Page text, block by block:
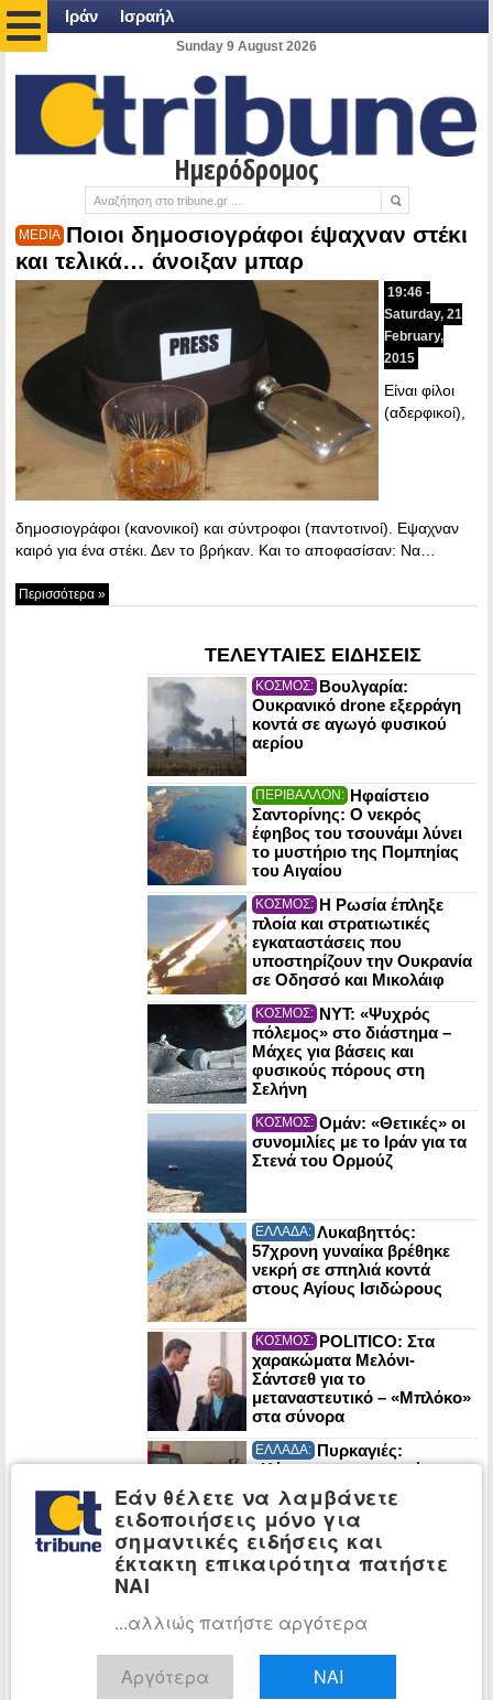
Ιράν Ισραήλ
Sunday 9 August 2026
Ημερόδρομος
MEDIA Ποιοι δημοσιογράφοι έψαχναν στέκι
και τελικά… άνοιξαν μπαρ
19:46 -
Saturday, 21
February,
2015
Είναι φίλοι
(αδερφικοί),
δημοσιογράφοι (κανονικοί) και σύντροφοι (παντοτινοί). Εψαχναν
καιρό για ένα στέκι. Δεν το βρήκαν. Και το αποφασίσαν: Να…
Περισσότερα »
ΤΕΛΕΥΤΑΙΕΣ ΕΙΔΗΣΕΙΣ
ΚΟΣΜΟΣ: Βουλγαρία:
Ουκρανικό drone εξερράγη
κοντά σε αγωγό φυσικού
αερίου
ΠΕΡΙΒΑΛΛΟΝ: Ηφαίστειο
Σαντορίνης: Ο νεκρός
έφηβος του τσουνάμι λύνει
το μυστήριο της Πομπηίας
του Αιγαίου
ΚΟΣΜΟΣ: Η Ρωσία έπληξε
πλοία και στρατιωτικές
εγκαταστάσεις που
υποστηρίζουν την Ουκρανία
σε Οδησσό και Μικολάιφ
ΚΟΣΜΟΣ: NYT: «Ψυχρός
πόλεμος» στο διάστημα –
Μάχες για βάσεις και
φυσικούς πόρους στη
Σελήνη
ΚΟΣΜΟΣ: Ομάν: «Θετικές» οι
συνομιλίες με το Ιράν για τα
Στενά του Ορμούζ
ΕΛΛΑΔΑ: Λυκαβηττός:
57χρονη γυναίκα βρέθηκε
νεκρή σε σπηλιά κοντά
στους Αγίους Ισιδώρους
ΚΟΣΜΟΣ: POLITICO: Στα
χαρακώματα Μελόνι-
Σάντσεθ για το
μεταναστευτικό – «Μπλόκο»
στα σύνορα
ΕΛΛΑΔΑ: Πυρκαγιές:
«Κόκκινος συναγερμός» σε
Αττική και άλλες πέντε
περιοχές της χώρας την
Κυριακή
ΕΛΛΑΔΑ: Τραγωδία στην
Πάρο: Νεκρό 4χρονο παιδί
CELEBRITIES:
Μαρία Σολωμού με γαλάζιο
Εάν θέλετε να λαμβάνετε
ειδοποιήσεις μόνο για
σημαντικές ειδήσεις και
έκτακτη επικαιρότητα πατήστε
ΝΑΙ
...αλλιώς πατήστε αργότερα
Αργότερα ΝΑΙ